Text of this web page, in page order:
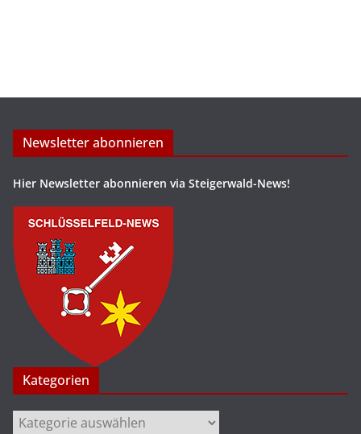
Newsletter abonnieren
Hier Newsletter abonnieren via Steigerwald-News!
Kategorien
Kategorien